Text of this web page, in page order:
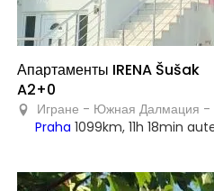
Апартаменты IRENA Šušak
A2+0
Игране - Южная Далмация -
Praha 1099km, 11h 18min